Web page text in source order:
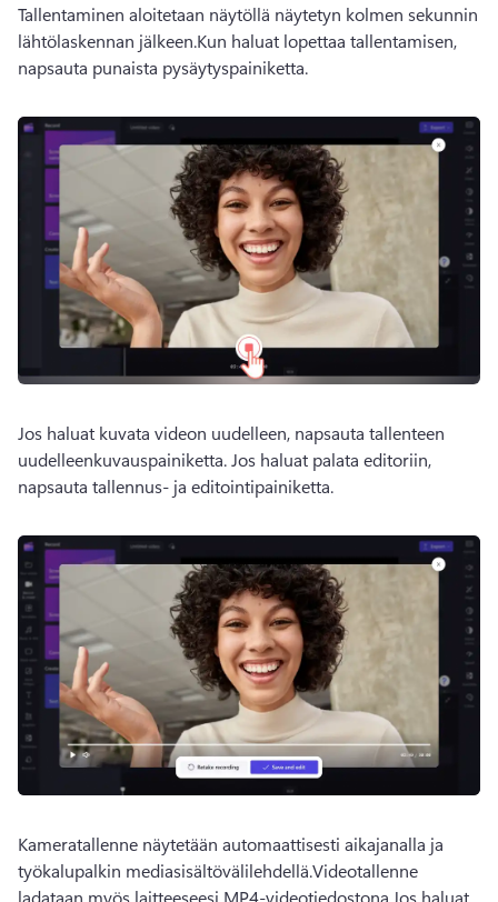
Tallentaminen aloitetaan näytöllä näytetyn kolmen sekunnin
lähtölaskennan jälkeen.Kun haluat lopettaa tallentamisen,
napsauta punaista pysäytyspainiketta.
Jos haluat kuvata videon uudelleen, napsauta tallenteen
uudelleenkuvauspainiketta. Jos haluat palata editoriin,
napsauta tallennus- ja editointipainiketta.
Kameratallenne näytetään automaattisesti aikajanalla ja
työkalupalkin mediasisältövälilehdellä.Videotallenne
ladataan myös laitteeseesi MP4-videotiedostona. Jos haluat